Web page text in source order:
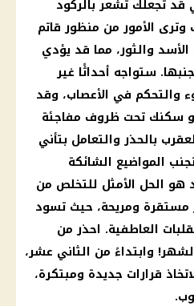
تجعلك تشعر بالركود
وترى الأمور من منظور قاتم
والثور، مما قد يؤدي
ستواجه أحداثًا غير
والتحكم في الأعصاب، وقد
سكنك تحت ظروف مفاجئة
بالحذر والتعامل بتأني
المواضيع الشائكة
هو الحل الأمثل للتخلص من
مستقرة ومريحة، حيث تسود
العاطفية. احذر من
وابتداءً من الثاني عشر،
قرارات جديدة ومبتكرة،